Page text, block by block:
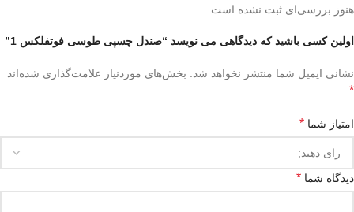
هنوز بررسی‌ای ثبت نشده است.
اولین کسی باشید که دیدگاهی می نویسد “صندل چسپی طوسی فوتفلکس 1”
نشانی ایمیل شما منتشر نخواهد شد. بخش‌های موردنیاز علامت‌گذاری شده‌اند
*
امتیاز شما *
دیدگاه شما *